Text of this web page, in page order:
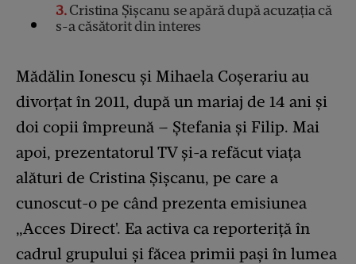
3Cristina Șișcanu se apără după acuzația că
s-a căsătorit din interes
Mădălin Ionescu și Mihaela Coșerariu au
divorțat în 2011, după un mariaj de 14 ani și
doi copii împreună – Ștefania și Filip. Mai
apoi, prezentatorul TV și-a refăcut viața
alături de Cristina Șișcanu, pe care a
cunoscut-o pe când prezenta emisiunea
„Acces Direct'. Ea activa ca reporteriță în
cadrul grupului și făcea primii pași în lumea